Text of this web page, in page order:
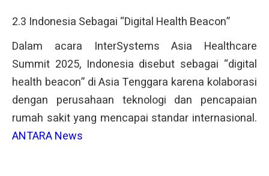
2.3 Indonesia Sebagai “Digital Health Beacon”
Dalam acara InterSystems Asia Healthcare
Summit 2025, Indonesia disebut sebagai “digital
health beacon” di Asia Tenggara karena kolaborasi
dengan perusahaan teknologi dan pencapaian
rumah sakit yang mencapai standar internasional.
ANTARA News